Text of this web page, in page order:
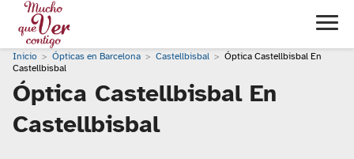
Inicio Ópticas en Barcelona Castellbisbal
Óptica Castellbisbal En
Castellbisbal
Óptica Castellbisbal En
Castellbisbal